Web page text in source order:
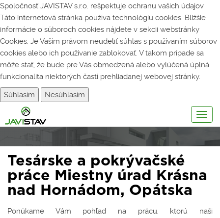
Spoločnosť JAVISTAV s.r.o. rešpektuje ochranu vašich údajov
Táto internetová stránka používa technológiu cookies. Bližšie
informácie o súboroch cookies nájdete v sekcii webstránky
Cookies. Je Vaším právom neudeliť súhlas s používaním súborov
cookies alebo ich používanie zablokovať. V takom prípade sa
môže stať, že bude pre Vás obmedzená alebo vylúčená úplná
funkcionalita niektorých častí prehliadanej webovej stránky.
Súhlasím Nesúhlasím
Tesárske a pokrývačské
práce Miestny úrad Krásna
nad Hornádom, Opátska
Ponúkame Vám pohľad na prácu, ktorú naši